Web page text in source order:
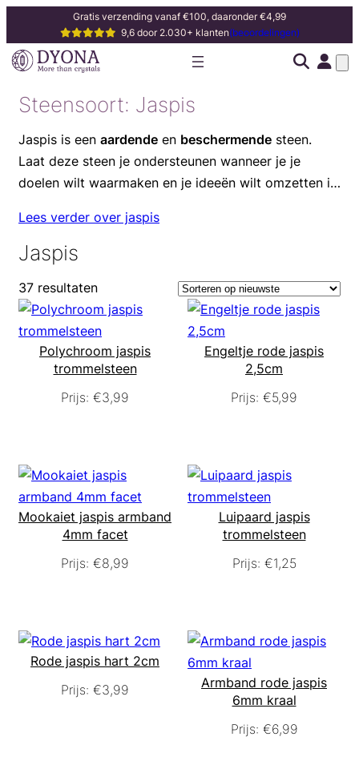
Gratis verzending vanaf €100, daaronder €4,99
9,6 door 2.030+ klanten(beoordelingen)
Steensoort: Jaspis
Jaspis is een aardende en beschermende steen.
Laat deze steen je ondersteunen wanneer je je
doelen wilt waarmaken en je ideeën wilt omzetten in
Lees verder over jaspis
Jaspis
37 resultaten
Polychroom jaspis
trommelsteen
Prijs: €3,99
Engeltje rode jaspis
2,5cm
Prijs: €5,99
Mookaiet jaspis armband
4mm facet
Prijs: €8,99
Luipaard jaspis
trommelsteen
Prijs: €1,25
Rode jaspis hart 2cm
Prijs: €3,99
Armband rode jaspis
6mm kraal
Prijs: €6,99